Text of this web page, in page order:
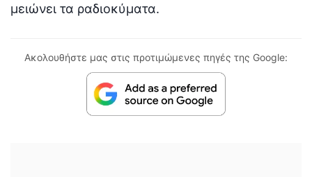
μειώνει τα ραδιοκύματα.
Ακολουθήστε μας στις προτιμώμενες πηγές της Google: